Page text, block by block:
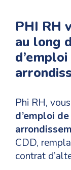
PHI RH
au long
Phi RH,
d’emploi
CDD,
contrat